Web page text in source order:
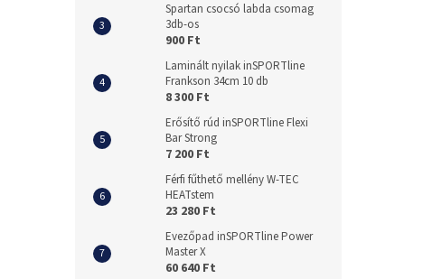
Spartan csocsó labda csomag
3db-os
900 Ft
Laminált nyilak inSPORTline
Frankson 34cm 10 db
8 300 Ft
Erősítő rúd inSPORTline Flexi
Bar Strong
7 200 Ft
Férfi fűthető mellény W-TEC
HEATstem
23 280 Ft
Evezőpad inSPORTline Power
Master X
60 640 Ft